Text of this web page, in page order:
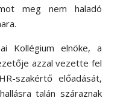
meg nem haladó
Kollégium elnöke, a
azzal vezette fel
szakértő előadását,
talán száraznak